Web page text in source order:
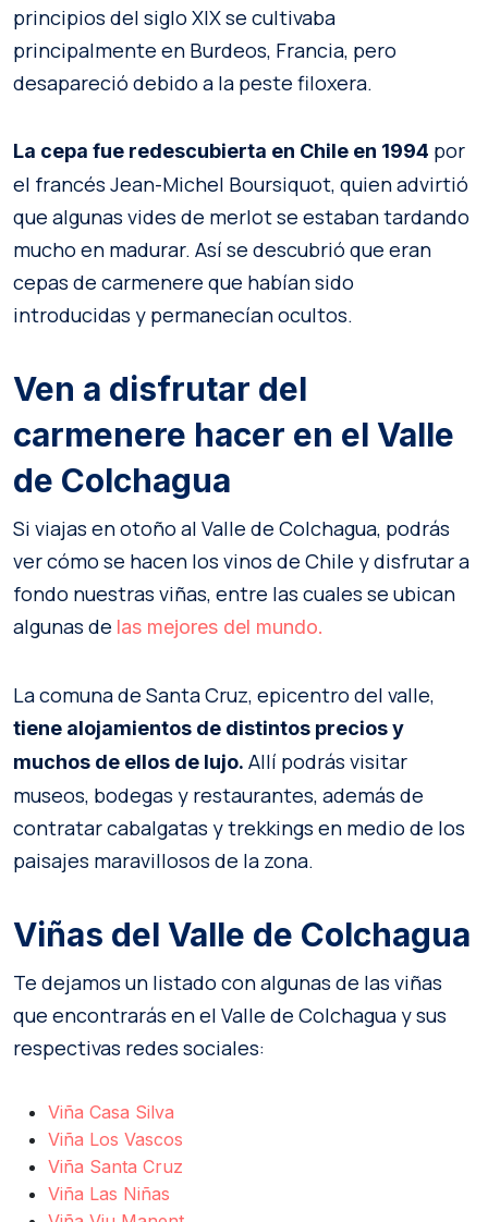
principios del siglo XIX se cultivaba
principalmente en Burdeos, Francia, pero
desapareció debido a la peste filoxera.
La cepa fue redescubierta en Chile en 1994 por
el francés Jean-Michel Boursiquot, quien advirtió
que algunas vides de merlot se estaban tardando
mucho en madurar. Así se descubrió que eran
cepas de carmenere que habían sido
introducidas y permanecían ocultos.
Ven a disfrutar del
carmenere hacer en el Valle
de Colchagua
Si viajas en otoño al Valle de Colchagua, podrás
ver cómo se hacen los vinos de Chile y disfrutar a
fondo nuestras viñas, entre las cuales se ubican
algunas de las mejores del mundo.
La comuna de Santa Cruz, epicentro del valle,
tiene alojamientos de distintos precios y
muchos de ellos de lujo. Allí podrás visitar
museos, bodegas y restaurantes, además de
contratar cabalgatas y trekkings en medio de los
paisajes maravillosos de la zona.
Viñas del Valle de Colchagua
Te dejamos un listado con algunas de las viñas
que encontrarás en el Valle de Colchagua y sus
respectivas redes sociales:
Viña Casa Silva
Viña Los Vascos
Viña Santa Cruz
Viña Las Niñas